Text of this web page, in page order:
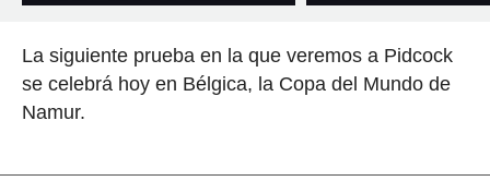
La siguiente prueba en la que veremos a Pidcock
se celebrá hoy en Bélgica, la Copa del Mundo de
Namur.